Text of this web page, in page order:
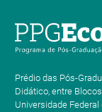
Prédio das Pós-
Didático, entre
Universidade Federal